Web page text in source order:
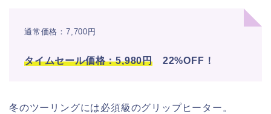
通常価格：7,700円
タイムセール価格：5,980円 22%OFF！
冬のツーリングには必須級のグリップヒーター。